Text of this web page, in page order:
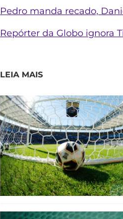
Pedro manda recado,
Repórter da Globo ignora
LEIA MAIS